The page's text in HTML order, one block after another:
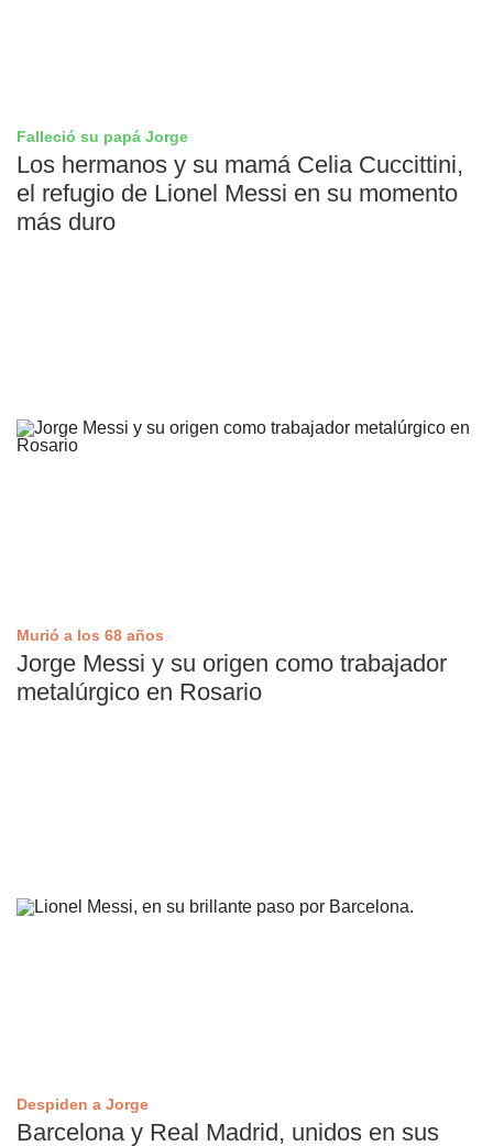
Falleció su papá Jorge
Los hermanos y su mamá Celia Cuccittini,
el refugio de Lionel Messi en su momento
más duro
Murió a los 68 años
Jorge Messi y su origen como trabajador
metalúrgico en Rosario
Despiden a Jorge
Barcelona y Real Madrid, unidos en sus